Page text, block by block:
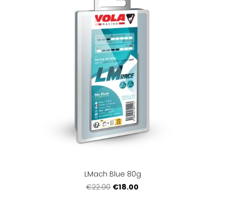
LMach Blue 80g
€22.00 €18.00